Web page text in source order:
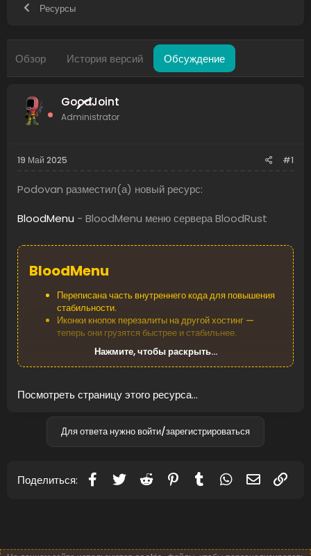
т
е
ч
а
Ресурсы
Обзор История версий Обсуждение
GoodJoint
Administrator
19 Май 2025 #1
Podovan разместил(а) новый ресурс:
BloodMenu - BloodMenu меню сервера BloodRust
BloodMenu
Переписана часть внутреннего кода для повышения
стабильности.
Иконки кнопок перезалиты на другой хостинг —
теперь они грузятся быстрее и стабильнее.
Исправлена проблема с отображением и
переключением страниц.
Добавлен ограничитель предметов у наёмников.
Реализовано обновление опыта при обмене предмета
Нажмите, чтобы раскрыть...
Посмотреть страницу этого ресурса...
Для ответа нужно войти/зарегистрироваться
Поделиться: Facebook
Twitter Reddit Pinterest
Tumblr WhatsApp